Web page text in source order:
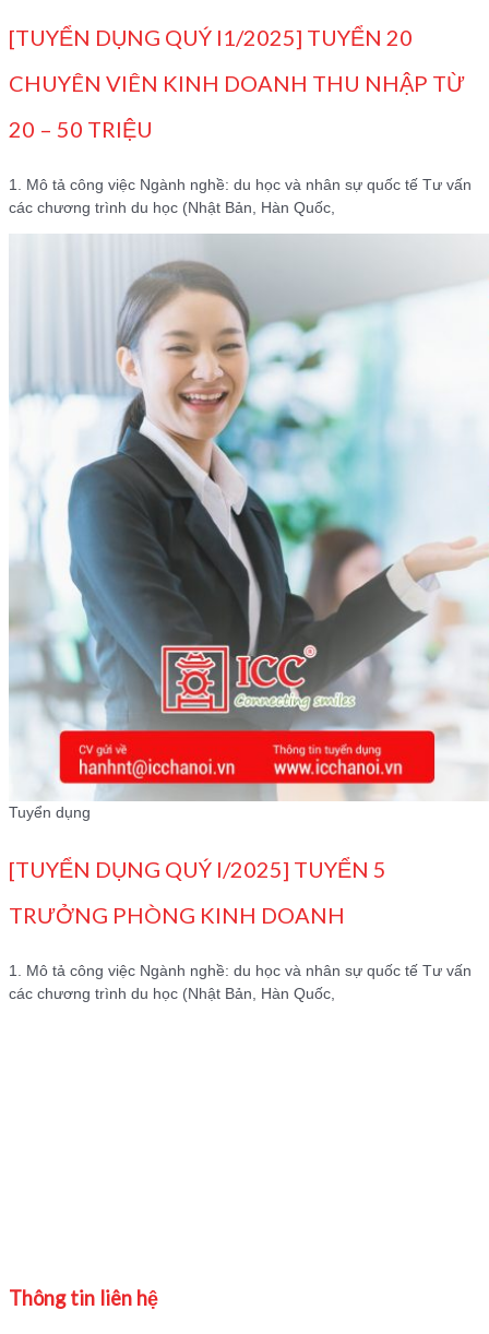
[TUYỂN DỤNG QUÝ I1/2025] TUYỂN 20
CHUYÊN VIÊN KINH DOANH THU NHẬP TỪ
20 – 50 TRIỆU
1. Mô tả công việc Ngành nghề: du học và nhân sự quốc tế Tư vấn
các chương trình du học (Nhật Bản, Hàn Quốc,
Tuyển dụng
[TUYỂN DỤNG QUÝ I/2025] TUYỂN 5
TRƯỞNG PHÒNG KINH DOANH
1. Mô tả công việc Ngành nghề: du học và nhân sự quốc tế Tư vấn
các chương trình du học (Nhật Bản, Hàn Quốc,
Thông tin liên hệ